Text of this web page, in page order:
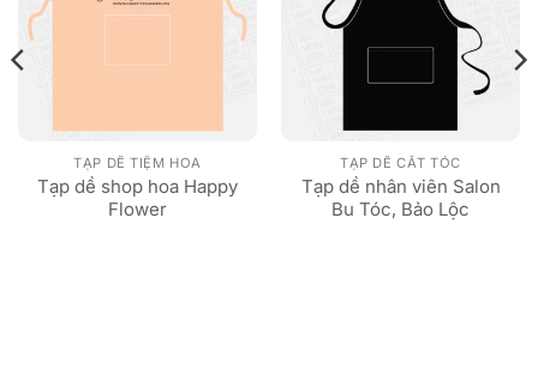
TẠP DỀ TIỆM HOA
Tạp dề shop hoa Happy
Flower
TẠP DỀ CẮT TÓC
Tạp dề nhân viên Salon
Bu Tóc, Bảo Lộc